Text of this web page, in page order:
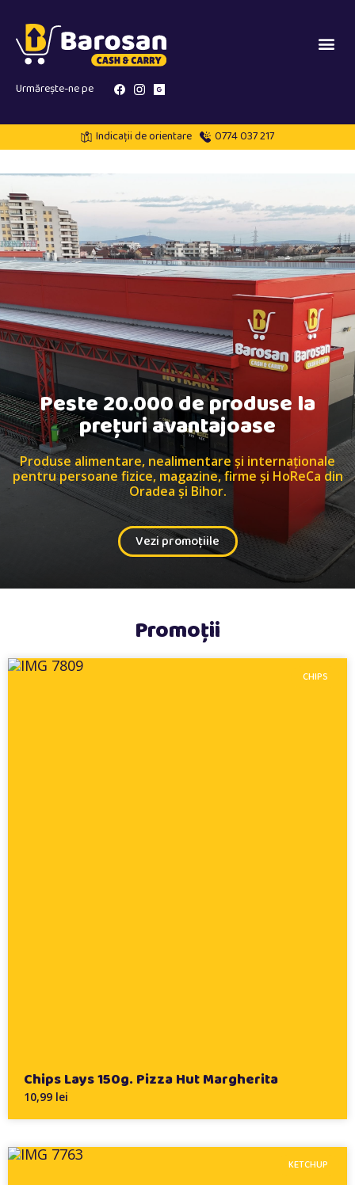
Urmărește-ne pe
Indicații de orientare 0774 037 217
Peste 20.000 de produse la
prețuri avantajoase
Produse alimentare, nealimentare și internaționale
pentru persoane fizice, magazine, firme și HoReCa din
Oradea și Bihor.
Vezi promoțiile
Promoții
CHIPS
Chips Lays 150g. Pizza Hut Margherita
10,99 lei
KETCHUP